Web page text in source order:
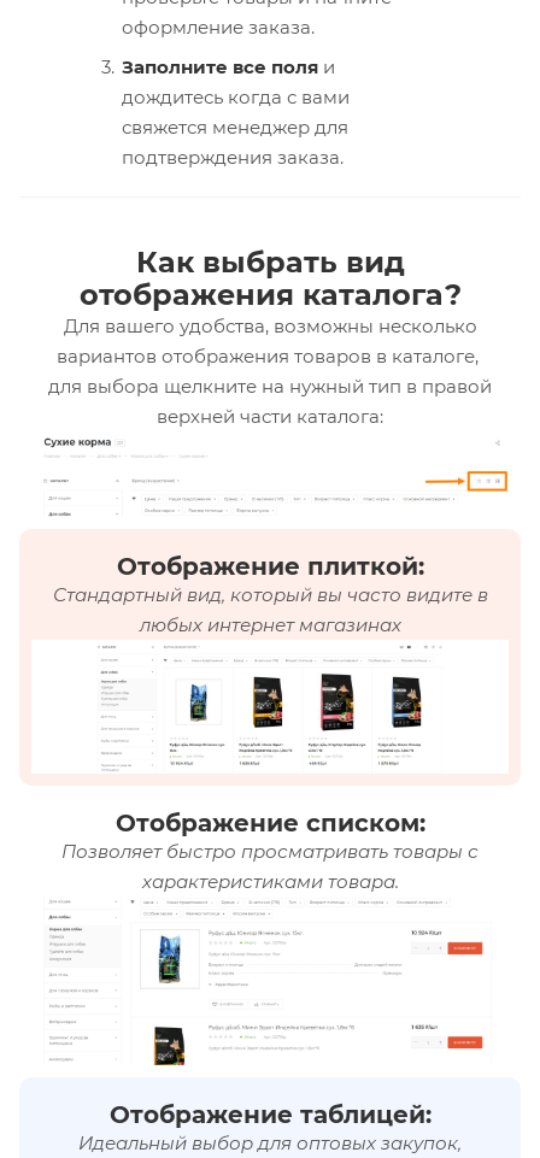
оформление заказа.
Заполните все поля и
дождитесь когда с вами
свяжется менеджер для
подтверждения заказа.
Как выбрать вид
отображения каталога?
Для вашего удобства, возможны несколько
вариантов отображения товаров в каталоге,
для выбора щелкните на нужный тип в правой
верхней части каталога:
Отображение плиткой:
Стандартный вид, который вы часто видите в
любых интернет магазинах
Отображение списком:
Позволяет быстро просматривать товары с
характеристиками товара.
Отображение таблицей:
Идеальный выбор для оптовых закупок,